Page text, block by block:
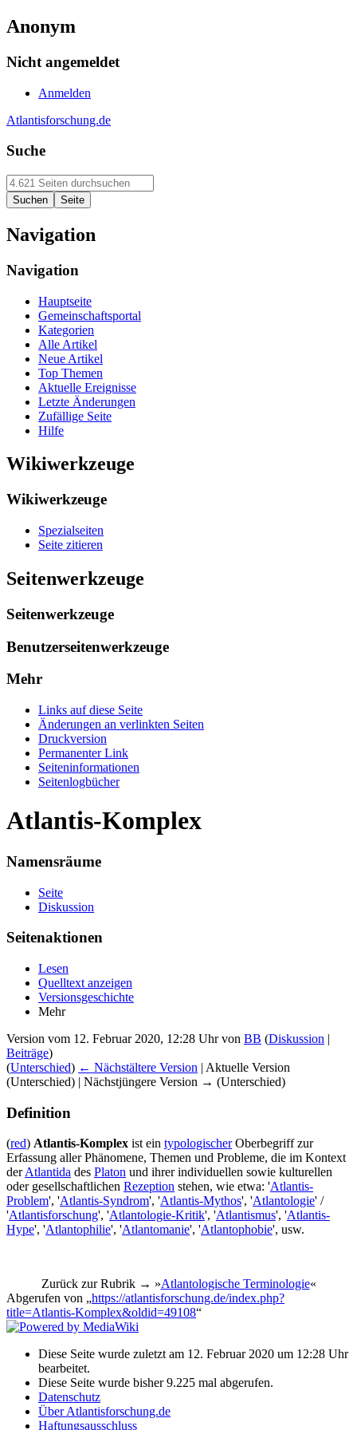
Anonym
Nicht angemeldet
Anmelden
Atlantisforschung.de
Suche
Navigation
Navigation
Hauptseite
Gemeinschaftsportal
Kategorien
Alle Artikel
Neue Artikel
Top Themen
Aktuelle Ereignisse
Letzte Änderungen
Zufällige Seite
Hilfe
Wikiwerkzeuge
Wikiwerkzeuge
Spezialseiten
Seite zitieren
Seitenwerkzeuge
Seitenwerkzeuge
Benutzerseitenwerkzeuge
Mehr
Links auf diese Seite
Änderungen an verlinkten Seiten
Druckversion
Permanenter Link
Seiten­informationen
Seitenlogbücher
Atlantis-Komplex
Namensräume
Seite
Diskussion
Seitenaktionen
Lesen
Quelltext anzeigen
Versionsgeschichte
Mehr
Version vom 12. Februar 2020, 12:28 Uhr von BB (Diskussion |
Beiträge)
(Unterschied) ← Nächstältere Version | Aktuelle Version
(Unterschied) | Nächstjüngere Version → (Unterschied)
Definition
(red) Atlantis-Komplex ist ein typologischerOberbegriff zur
Erfassung aller Phänomene, Themen und Probleme, die im Kontext
derAtlantida des Platon und ihrer individuellen sowie kulturellen
oder gesellschaftlichen Rezeption stehen, wie etwa: 'Atlantis-
Problem', 'Atlantis-Syndrom', 'Atlantis-Mythos', 'Atlantologie' /
'Atlantisforschung', 'Atlantologie-Kritik', 'Atlantismus', 'Atlantis-
Hype', 'Atlantophilie', 'Atlantomanie', 'Atlantophobie', usw.
Zurück zur Rubrik → »Atlantologische Terminologie«
Abgerufen von „https://atlantisforschung.de/index.php?
title=Atlantis-Komplex&oldid=49108“
Diese Seite wurde zuletzt am 12. Februar 2020 um 12:28 Uhr
bearbeitet.
Diese Seite wurde bisher 9.225 mal abgerufen.
Datenschutz
Über Atlantisforschung.de
Haftungsausschluss